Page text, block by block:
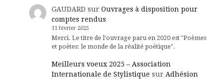
GAUDARD sur Ouvrages à disposition pour
comptes rendus
11 février 2025
Merci. Le titre de l'ouvrage paru en 2020 est "Poèmes
et poètes: le monde de la réalité poétique".
Meilleurs voeux 2025 – Association
Internationale de Stylistique sur Adhésion